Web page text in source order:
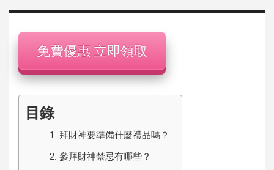
彩
免費優惠 立即領取
目錄
1. 拜財神要準備什麼禮品嗎？
2. 參拜財神禁忌有哪些？